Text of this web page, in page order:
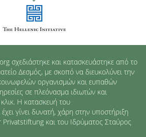
σχεδιάστηκε και κατασκευάστηκε από το
Δεσμός, με σκοπό να διευκολύνει την
οργανισμών και ευπαθών
σε πλεόνασμα ιδιωτών και
Η κατασκευή του
γίνει δυνατή, χάρη στην υποστήριξη
και του Ιδρύματος Σταύρος